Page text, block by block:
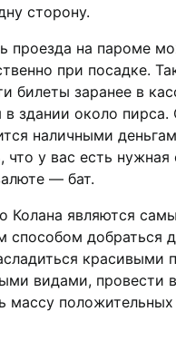
сторону.​
проезда на пaроме
при посадке.
билеты заранее в
в здании около пирса.​
наличными
что у вас есть
— бат.​
Колана являются
способом добраться
красивыми
видами, провести
массy